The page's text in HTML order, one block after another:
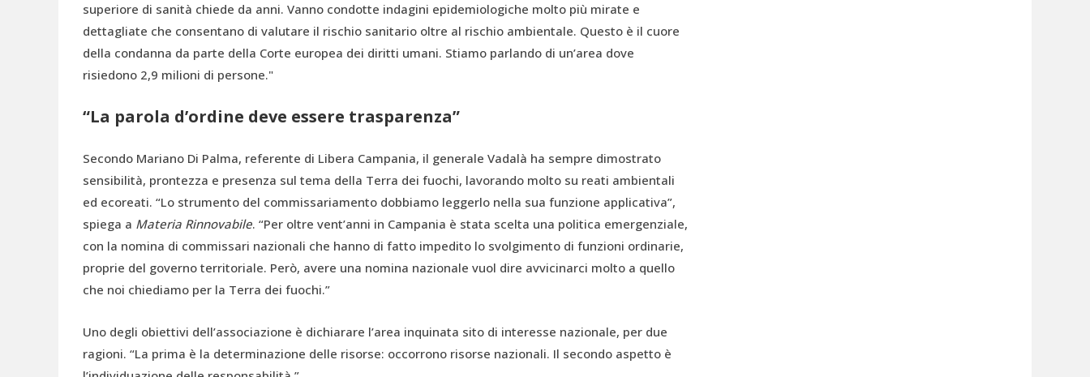
superiore di sanità chiede da anni. Vanno condotte indagini epidemiologiche molto più mirate e
dettagliate che consentano di valutare il rischio sanitario oltre al rischio ambientale. Questo è il cuore
della condanna da parte della Corte europea dei diritti umani. Stiamo parlando di un’area dove
risiedono 2,9 milioni di persone."
“La parola d’ordine deve essere trasparenza”
Secondo Mariano Di Palma, referente di Libera Campania, il generale Vadalà ha sempre dimostrato
sensibilità, prontezza e presenza sul tema della Terra dei fuochi, lavorando molto su reati ambientali
ed ecoreati. “Lo strumento del commissariamento dobbiamo leggerlo nella sua funzione applicativa”,
spiega a Materia Rinnovabile. “Per oltre vent’anni in Campania è stata scelta una politica emergenziale,
con la nomina di commissari nazionali che hanno di fatto impedito lo svolgimento di funzioni ordinarie,
proprie del governo territoriale. Però, avere una nomina nazionale vuol dire avvicinarci molto a quello
che noi chiediamo per la Terra dei fuochi.”
Uno degli obiettivi dell’associazione è dichiarare l’area inquinata sito di interesse nazionale, per due
ragioni. “La prima è la determinazione delle risorse: occorrono risorse nazionali. Il secondo aspetto è